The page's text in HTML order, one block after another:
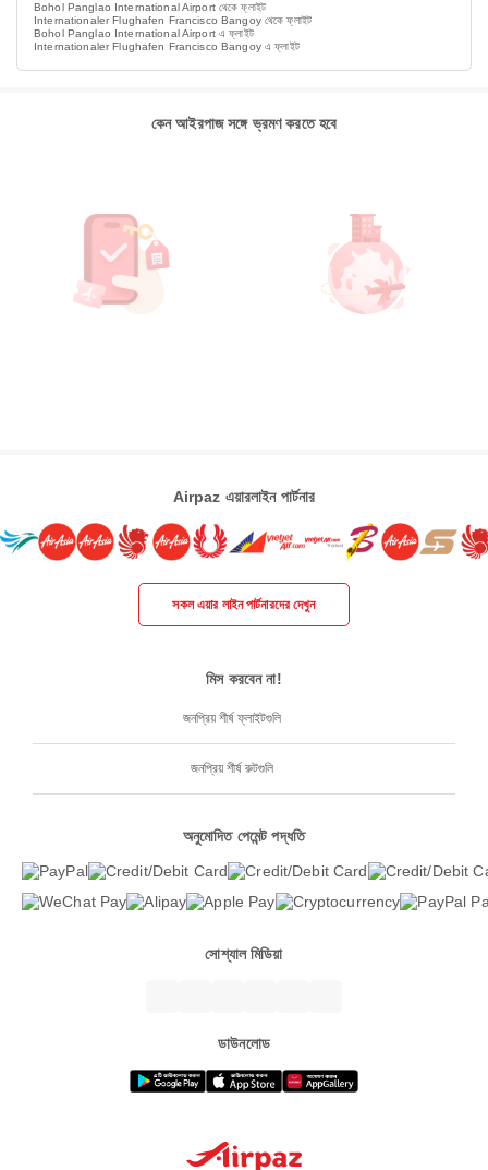
Bohol Panglao International Airport থেকে ফ্লাইট
Internationaler Flughafen Francisco Bangoy থেকে ফ্লাইট
Bohol Panglao International Airport এ ফ্লাইট
Internationaler Flughafen Francisco Bangoy এ ফ্লাইট
কেন আইরপাজ সঙ্গে ভ্রমণ করতে হবে
Airpaz এয়ারলাইন পার্টনার
সকল এয়ার লাইন পার্টনারদের দেখুন
মিস করবেন না!
জনপ্রিয় শীর্ষ ফ্লাইটগুলি
জনপ্রিয় শীর্ষ রুটগুলি
অনুমোদিত পেমেন্ট পদ্ধতি
সোশ্যাল মিডিয়া
ডাউনলোড